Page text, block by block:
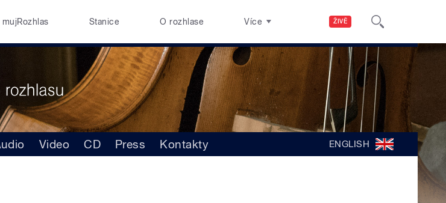
ŽIVĚ
mujRozhlas Stanice O rozhlase Více
Video CD Press Kontakty ENGLISH